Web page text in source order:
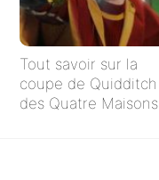
Tout savoir sur la
coupe de Quidditch
des Quatre Maisons